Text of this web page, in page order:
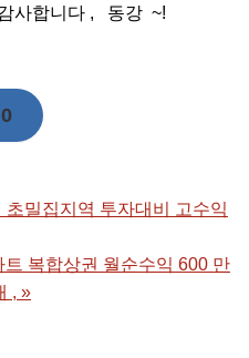
동강 ~!
0
밀집지역 투자대비 고수익
복합상권 월순수익 600 만
, »